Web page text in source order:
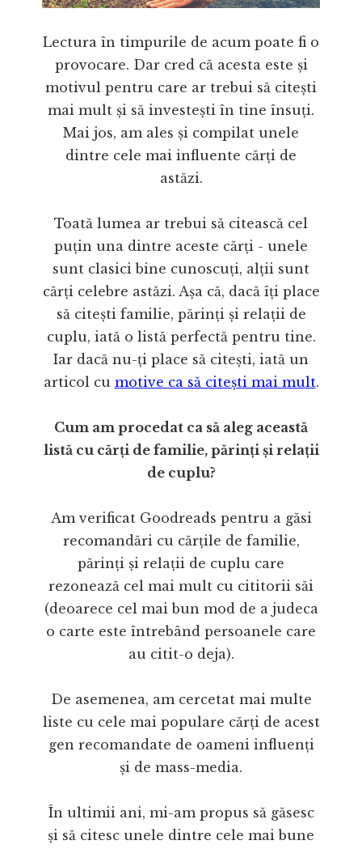
Lectura în timpurile de acum poate fi o
provocare. Dar cred că acesta este și
motivul pentru care ar trebui să citești
mai mult și să investești în tine însuți.
Mai jos, am ales și compilat unele
dintre cele mai influente cărți de
astăzi.
Toată lumea ar trebui să citească cel
puțin una dintre aceste cărți - unele
sunt clasici bine cunoscuți, alții sunt
cărți celebre astăzi. Așa că, dacă îți place
să citești familie, părinți și relații de
cuplu, iată o listă perfectă pentru tine.
Iar dacă nu-ți place să citești, iată un
articol cu motive ca să citești mai mult.
Cum am procedat ca să aleg această
listă cu cărți de familie, părinți și relații
de cuplu?
Am verificat Goodreads pentru a găsi
recomandări cu cărțile de familie,
părinți și relații de cuplu care
rezonează cel mai mult cu cititorii săi
(deoarece cel mai bun mod de a judeca
o carte este întrebând persoanele care
au citit-o deja).
De asemenea, am cercetat mai multe
liste cu cele mai populare cărți de acest
gen recomandate de oameni influenți
și de mass-media.
În ultimii ani, mi-am propus să găsesc
și să citesc unele dintre cele mai bune